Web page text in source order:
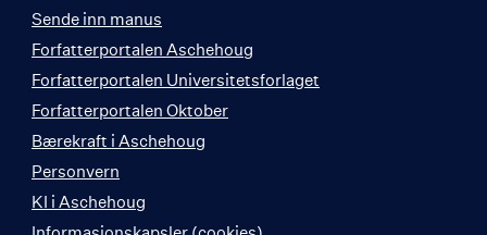
Sende inn manus
Forfatterportalen Aschehoug
Forfatterportalen Universitetsforlaget
Forfatterportalen Oktober
Bærekraft i Aschehoug
Personvern
KI i Aschehoug